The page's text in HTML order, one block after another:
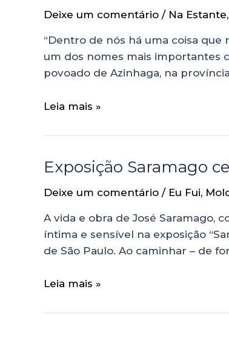
Deixe um comentário / Na Estante,
“Dentro de nós há uma coisa que
um dos nomes mais importantes
povoado de Azinhaga, na
Leia mais »
Exposição Saramago
Deixe um comentário / Eu Fui,
A vida e obra de José Saramago,
íntima e sensível na exposição
de São Paulo. Ao caminhar – de
Leia mais »